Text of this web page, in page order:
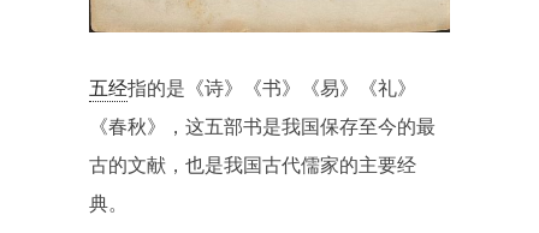
五经指的是《诗》《书》《易》《礼》
《春秋》，这五部书是我国保存至今的最
古的文献，也是我国古代儒家的主要经
典。